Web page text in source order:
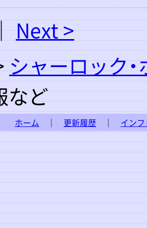
Next >
シャーロック
など
ホーム ｜ 更新履歴 ｜ イン